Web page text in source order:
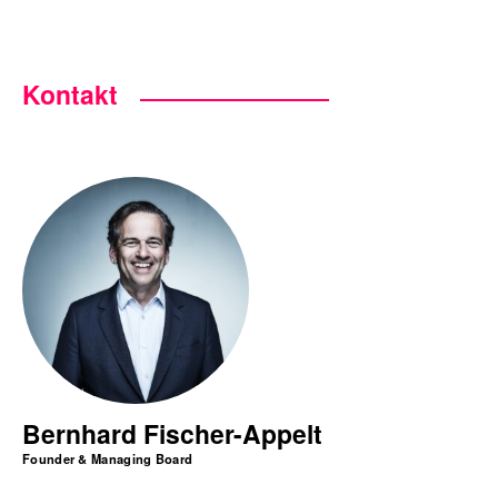
Kontakt
Bernhard Fischer-Appelt
Founder & Managing Board